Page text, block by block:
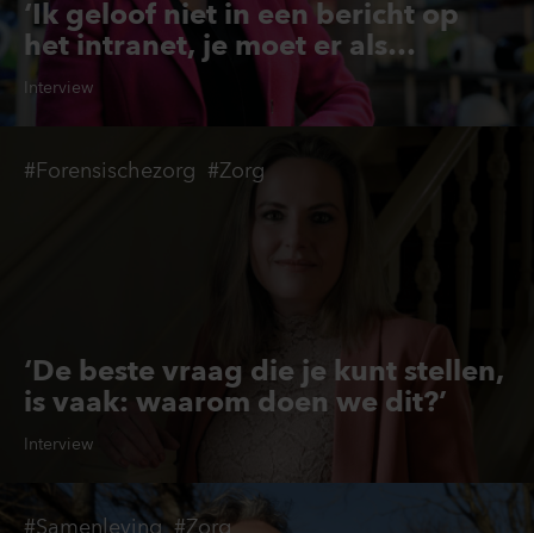
‘Ik geloof niet in een bericht op
het intranet, je moet er als
bestuurder zijn’
Interview
‘De beste vraag die je kunt stellen,
is vaak: waarom doen we dit?’
Interview
#Forensischezorg #Zorg
#Samenleving #Zorg